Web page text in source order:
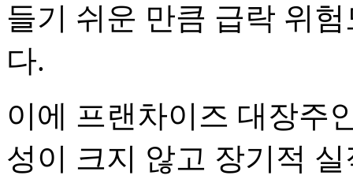
들기 쉬운 만큼 급락 위
다.
이에 프랜차이즈 대장주
성이 크지 않고 장기적